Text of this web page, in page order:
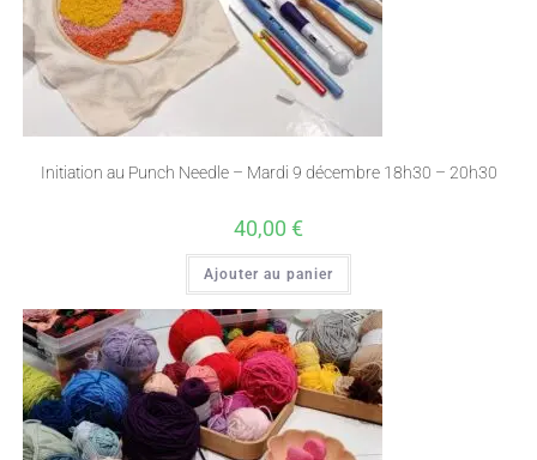
Initiation au Punch Needle – Mardi 9 décembre 18h30 – 20h30
40,00 €
Ajouter au panier